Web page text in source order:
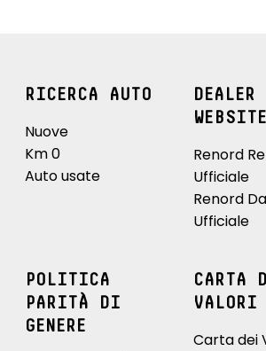
RICERCA AUTO
Nuove
Km 0
Auto usate
DEALER
Renord
Ufficiale
Renord
Ufficiale
POLITICA
PARITÀ DI
GENERE
CARTA
VALORI
Carta dei